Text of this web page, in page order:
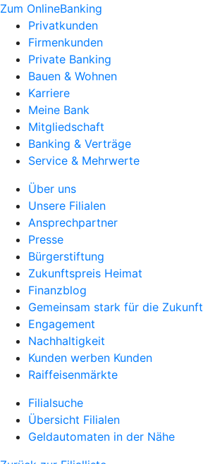
Zum OnlineBanking
Privatkunden
Firmenkunden
Private Banking
Bauen & Wohnen
Karriere
Meine Bank
Mitgliedschaft
Banking & Verträge
Service & Mehrwerte
Über uns
Unsere Filialen
Ansprechpartner
Presse
Bürgerstiftung
Zukunftspreis Heimat
Finanzblog
Gemeinsam stark für die Zukunft
Engagement
Nachhaltigkeit
Kunden werben Kunden
Raiffeisenmärkte
Filialsuche
Übersicht Filialen
Geldautomaten in der Nähe